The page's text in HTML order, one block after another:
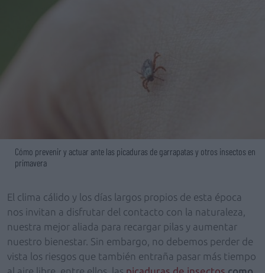
Cómo prevenir y actuar ante las picaduras de garrapatas y otros insectos en
primavera
El clima cálido y los días largos propios de esta época
nos invitan a disfrutar del contacto con la naturaleza,
nuestra mejor aliada para recargar pilas y aumentar
nuestro bienestar. Sin embargo, no debemos perder de
vista los riesgos que también entraña pasar más tiempo